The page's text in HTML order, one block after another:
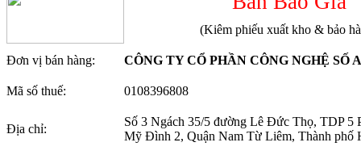
(Kiêm phiếu xuất kho & bảo
Đơn vị bán hàng: CÔNG TY CỔ PHẦN CÔNG NGHỆ SỐ
Mã số thuế: 0108396808
Địa chỉ:
Số 3 Ngách 35/5 đường Lê Đức Thọ, TDP 5
Mỹ Đình 2, Quận Nam Từ Liêm, Thành phố